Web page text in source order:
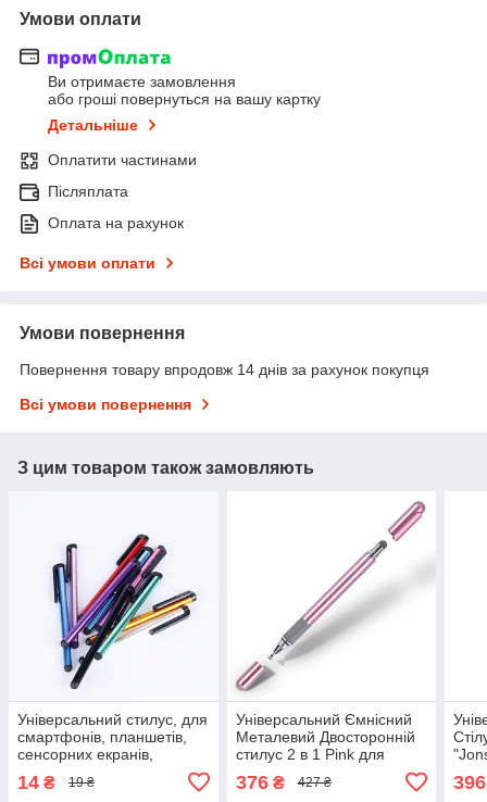
Умови оплати
Ви отримаєте замовлення
або гроші повернуться на вашу картку
Детальніше
Оплатити частинами
Післяплата
Оплата на рахунок
Всі умови оплати
Умови повернення
Повернення товару впродовж 14 днів за рахунок покупця
Всі умови повернення
З цим товаром також замовляють
Універсальний стилус, для
смартфонів, планшетів,
сенсорних екранів,
14 ₴ 19 ₴
Універсальний Ємнісний
Металевий Двосторонній
стилус 2 в 1 Pink для
електронних книг
376₴ 427 ₴ 396